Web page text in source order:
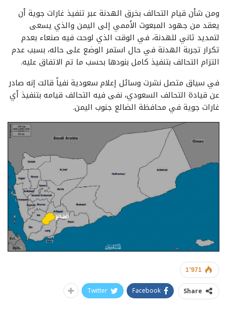
ومن شأن قيام التحالف بخرق الهدنة عبر تنفيذ غارات جوية أن
يعقد من جهود المبعوث الأممي إلى اليمن والذي يسعى
لتمديد ثاني للهدنة، في الوقت الذي لوحت فيه صنعاء بعدم
تكرار تجربة الهدنة في حال استمر الوضع على حاله، بسبب عدم
التزام التحالف بتنفيذ كامل بنودها بحسب ما تم الاتفاق عليه.
في سياق متصل نشرت وسائل إعلام سعودية نفياً قالت إنه صادر
عن قيادة التحالف السعودي، نفى فيه التحالف قيامه بتنفيذ أي
غارات جوية في محافظة الضالع جنوب اليمن.
1٬971
Share
Facebook
Twitter